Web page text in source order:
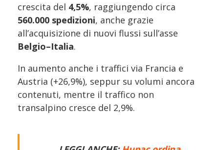
crescita del 4,5%, raggiungendo circa
560.000 spedizioni, anche grazie
all’acquisizione di nuovi flussi sull’asse
Belgio–Italia.
In aumento anche i traffici via Francia e
Austria (+26,9%), seppur su volumi ancora
contenuti, mentre il traffico non
transalpino cresce del 2,9%.